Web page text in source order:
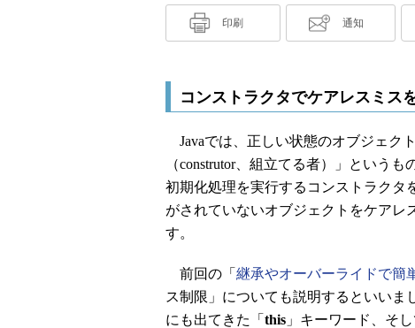
印刷 通知
コンストラクタでケアレスミス
Javaでは、正しい状態のオブジェク
（construtor、組立てる者）」という
初期化処理を実行するコンストラクタ
がされていないオブジェクトをケアレ
す。
前回の「 継承やオーバーライドで簡
ス制限」についても説明するといい
にも出てきた「 this 」キーワード、そし